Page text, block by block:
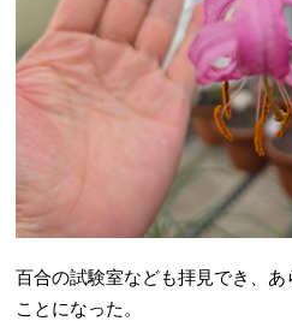
百合の試験室なども拝見でき、
ことになった。